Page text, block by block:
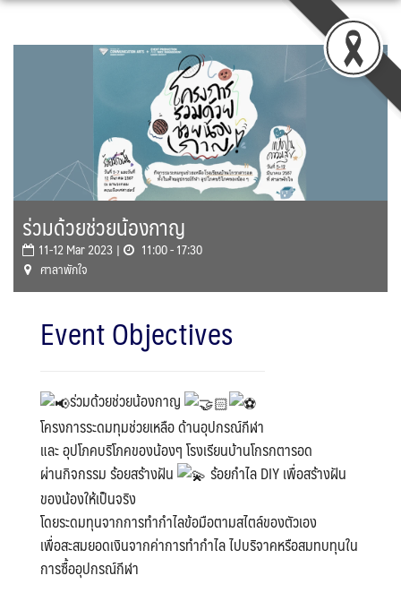
Skip
ร่วมด้วยช่วยน้องกาญ
11-12 Mar 2023 |
11:00 - 17:30
ศาลาพักใจ
Event Objectives
ร่วมด้วยช่วยน้องกาญ
โครงการระดมทุมช่วยเหลือ ด้านอุปกรณ์กีฬา
และ อุปโภคบริโภคของน้องๆ โรงเรียนบ้านโกรกตารอด
ผ่านกิจกรรม ร้อยสร้างฝัน
ร้อยกำไล DIY เพื่อสร้างฝัน
ของน้องให้เป็นจริง
โดยระดมทุนจากการทำกำไลข้อมือตามสไตล์ของตัวเอง
เพื่อสะสมยอดเงินจากค่าการทำกำไล ไปบริจาคหรือสมทบทุนใน
การซื้ออุปกรณ์กีฬา